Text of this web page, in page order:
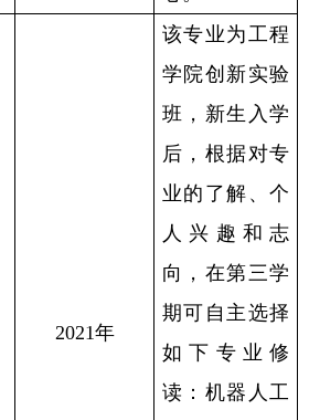
2021年
该专业为工程
学院创新实验
班，新生入学
后，根据对专
业的了解、个
人兴趣和志
向，在第三学
期可自主选择
如下专业修
读：机器人工